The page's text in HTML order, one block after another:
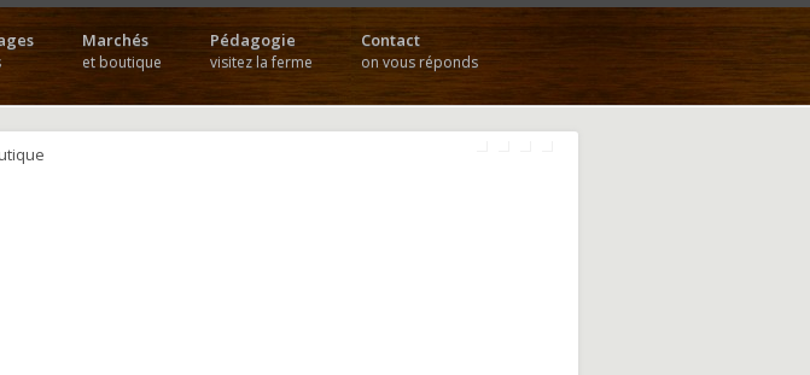
Marchés
et boutique
Pédagogie
visitez la ferme
Contact
on vous réponds